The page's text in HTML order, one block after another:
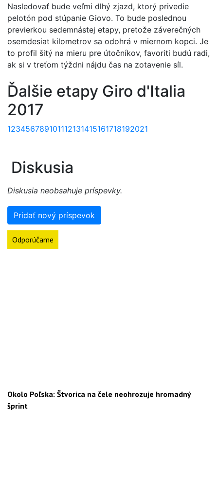
Nasledovať bude veľmi dlhý zjazd, ktorý privedie
pelotón pod stúpanie Giovo. To bude poslednou
previerkou sedemnástej etapy, pretože záverečných
osemdesiat kilometrov sa odohrá v miernom kopci. Je
to profil šitý na mieru pre útočníkov, favoriti budú radi,
ak si v treťom týždni nájdu čas na zotavenie síl.
Ďalšie etapy Giro d'Italia
2017
123456789101112131415161718192021
Diskusia
Diskusia neobsahuje príspevky.
Pridať nový príspevok
Odporúčame
Okolo Poľska: Štvorica na čele neohrozuje hromadný
šprint